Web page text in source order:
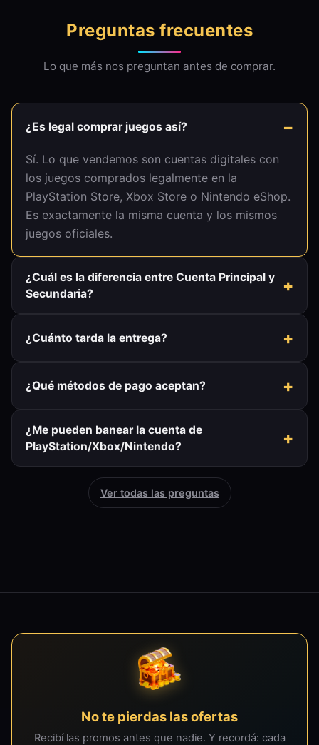
Preguntas frecuentes
Lo que más nos preguntan antes de comprar.
¿Es legal comprar juegos así?
Sí. Lo que vendemos son cuentas digitales con
los juegos comprados legalmente en la
PlayStation Store, Xbox Store o Nintendo eShop.
Es exactamente la misma cuenta y los mismos
juegos oficiales.
¿Cuál es la diferencia entre Cuenta Principal y
Secundaria?
¿Cuánto tarda la entrega?
¿Qué métodos de pago aceptan?
¿Me pueden banear la cuenta de
PlayStation/Xbox/Nintendo?
Ver todas las preguntas
No te pierdas las ofertas
Recibí las promos antes que nadie. Y recordá: cada